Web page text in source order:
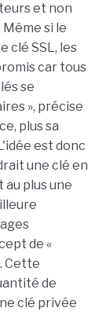
et non
si le
clé SSL, les
car tous
se
», précise
plus sa
est donc
une clé en
plus une
de «
Cette
de
clé privée